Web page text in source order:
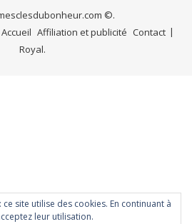
©.
Accueil Affiliation et publicité Contact
Royal.
site utilise des cookies. En continuant à
leur utilisation.